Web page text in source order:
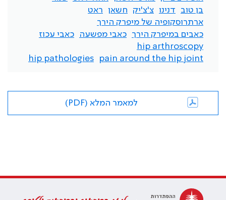
בן טוב
דנינו צ'צ'יק חשאן
ראט
ארתרוסקופיה של מיפרק הירך
כאבים במיפרק הירך
כאבי מפשעה
כאבי עכוז
hip arthroscopy
pain around the hip joint
hip pathologies
למאמר המלא (PDF)